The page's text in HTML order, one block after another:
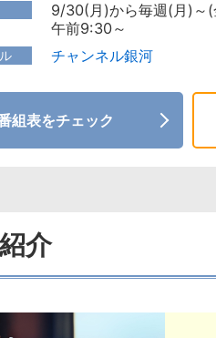
9/30(月)から毎週(月)～
午前9:30～
チャンネル銀河
組表をチェック
介